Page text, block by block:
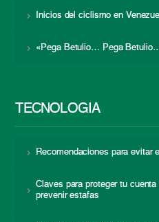
Inicios del ciclismo en
«Pega Betulio… Pega
TECNOLOGÍA
Recomendaciones para evitar
Claves para proteger tu
prevenir estafas